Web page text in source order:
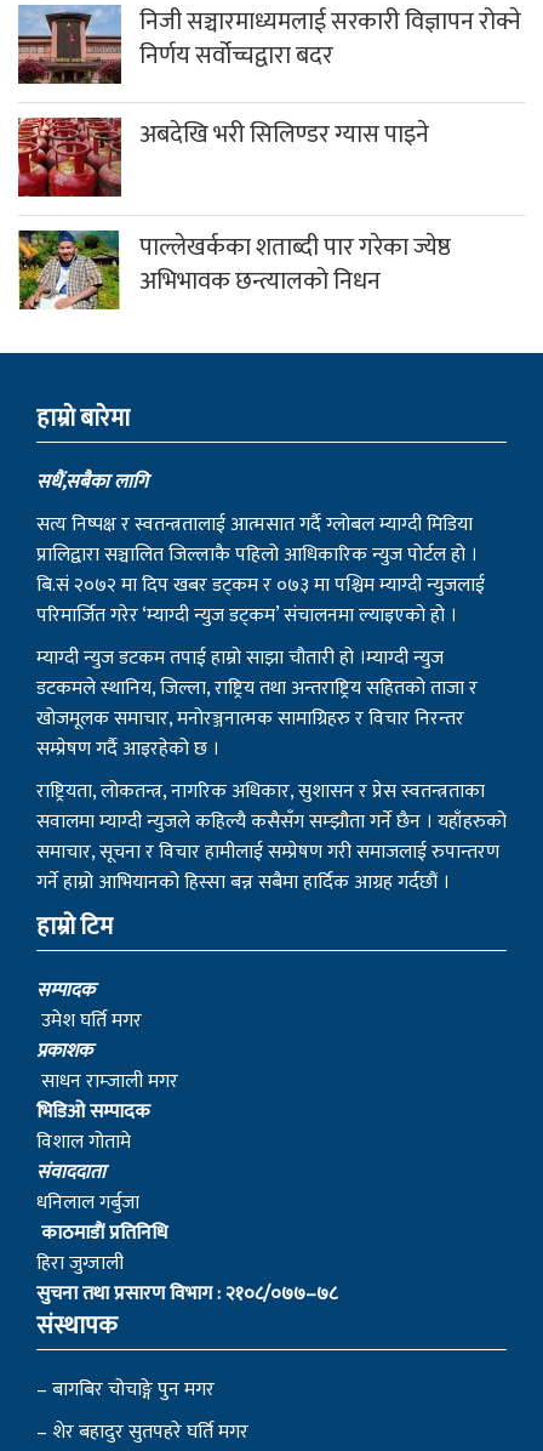
निजी सञ्चारमाध्यमलाई सरकारी विज्ञापन रोक्ने
निर्णय सर्वोच्चद्वारा बदर
अबदेखि भरी सिलिण्डर ग्यास पाइने
पाल्लेखर्कका शताब्दी पार गरेका ज्येष्ठ
अभिभावक छन्त्यालको निधन
हाम्राे बारेमा
सधैं,सबैका लागि
सत्य निष्पक्ष र स्वतन्त्रतालाई आत्मसात गर्दै ग्लोबल म्याग्दी मिडिया
प्रालिद्वारा सञ्चालित जिल्लाकै पहिलो आधिकारिक न्युज पोर्टल हो ।
बि.सं २०७२ मा दिप खबर डट्कम र ०७३ मा पश्चिम म्याग्दी न्युजलाई
परिमार्जित गरेर ‘म्याग्दी न्युज डट्कम’ संचालनमा ल्याइएको हो ।
म्याग्दी न्युज डटकम तपाई हाम्रो साझा चौतारी हो ।म्याग्दी न्युज
डटकमले स्थानिय, जिल्ला, राष्ट्रिय तथा अन्तराष्ट्रिय सहितको ताजा र
खोजमूलक समाचार, मनोरञ्जनात्मक सामाग्रिहरु र विचार निरन्तर
सम्प्रेषण गर्दै आइरहेको छ ।
राष्ट्रियता, लोकतन्त्र, नागरिक अधिकार, सुशासन र प्रेस स्वतन्त्रताका
सवालमा म्याग्दी न्युजले कहिल्यै कसैसँग सम्झौता गर्ने छैन । यहाँहरुको
समाचार, सूचना र विचार हामीलाई सम्प्रेषण गरी समाजलाई रुपान्तरण
गर्ने हाम्रो आभियानको हिस्सा बन्न सबैमा हार्दिक आग्रह गर्दछौं ।
हाम्रो टिम
सम्पादक
उमेश घर्ति मगर
प्रकाशक
साधन राम्जाली मगर
भिडिओ सम्पादक
विशाल गोतामे
स‌ंवाददाता
धनिलाल गर्बुजा
काठमाडाैं प्रतिनिधि
हिरा जुग्जाली
सुचना तथा प्रसारण विभाग : २१०८/०७७–७८
संस्थापक
– बागबिर चोचाङ्गे पुन मगर
– शेर बहादुर सुतपहरे घर्ति मगर